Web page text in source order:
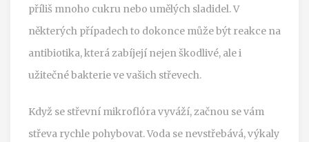
příliš mnoho cukru nebo umělých sladidel. V
některých případech to dokonce může být reakce na
antibiotika, která zabíjejí nejen škodlivé, ale i
užitečné bakterie ve vašich střevech.
Když se střevní mikroflóra vyváží, začnou se vám
střeva rychle pohybovat. Voda se nevstřebává, výkaly